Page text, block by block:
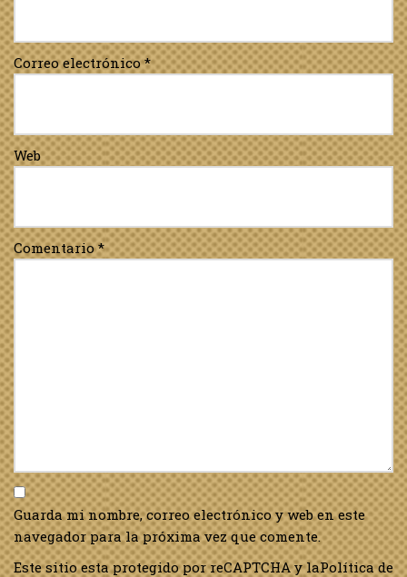
Correo electrónico*
Web
Comentario*
Guarda mi nombre, correo electrónico y web en este
navegador para la próxima vez que comente.
Este sitio esta protegido por reCAPTCHA y laPolítica de